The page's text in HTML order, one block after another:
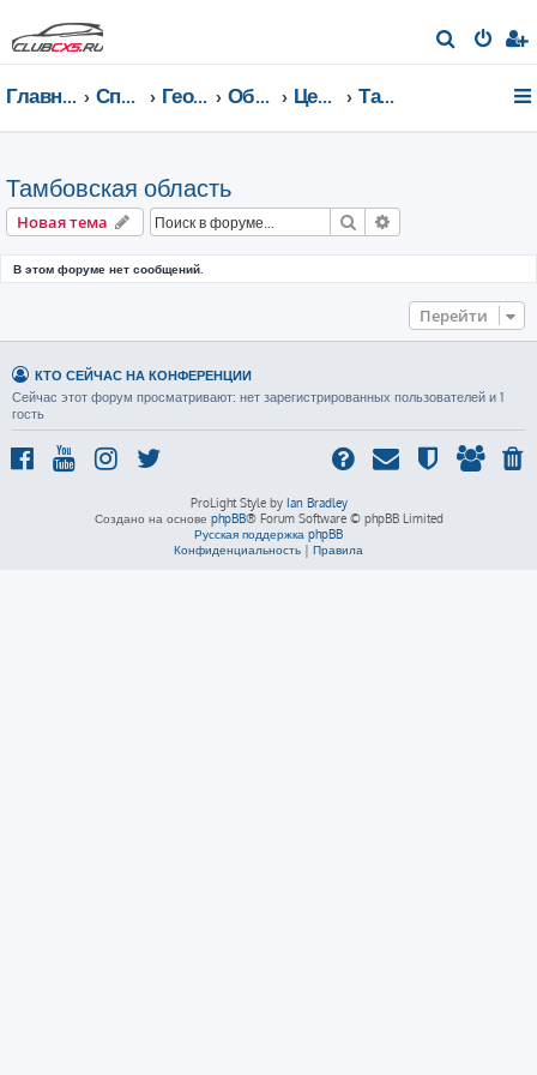
о
Главная страница Список форумов География Клуба CX-5 CLUB Общение по регионам Центральный федеральный округ Тамбовская область
Тамбовская область
Новая тема Поиск
В этом форуме нет сообщений.
Перейти
КТО СЕЙЧАС НА КОНФЕРЕНЦИИ
Сейчас этот форум просматривают: нет зарегистрированных пользователей и 1
гость
ProLight Style by Ian Bradley
Создано на основе phpBB® Forum Software © phpBB Limited
Русская поддержка phpBB
Конфиденциальность | Правила